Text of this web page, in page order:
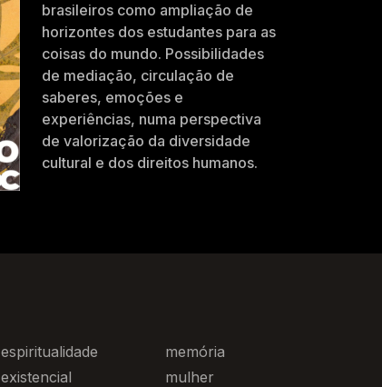
brasileiros como ampliação de
horizontes dos estudantes para as
coisas do mundo. Possibilidades
de mediação, circulação de
saberes, emoções e
experiências, numa perspectiva
de valorização da diversidade
cultural e dos direitos humanos.
espiritualidade
existencial
memória
mulher